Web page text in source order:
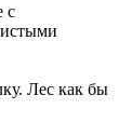
с
Лес как бы